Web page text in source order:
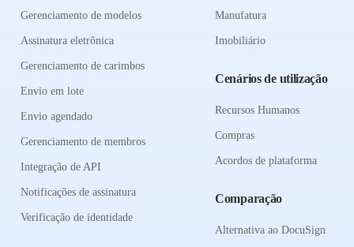
Gerenciamento de modelos
Assinatura eletrônica
Gerenciamento de carimbos
Envio em lote
Envio agendado
Gerenciamento de membros
Integração de API
Notificações de assinatura
Verificação de identidade
Manufatura
Imobiliário
Cenários de utilização
Recursos Humanos
Compras
Acordos de plataforma
Comparação
Alternativa ao DocuSign